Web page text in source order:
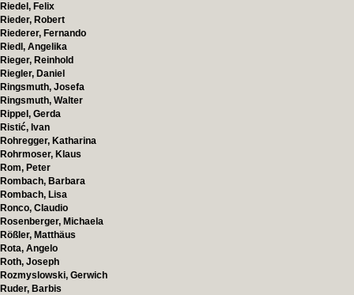
Riedel, Felix
Rieder, Robert
Riederer, Fernando
Riedl, Angelika
Rieger, Reinhold
Riegler, Daniel
Ringsmuth, Josefa
Ringsmuth, Walter
Rippel, Gerda
Ristić, Ivan
Rohregger, Katharina
Rohrmoser, Klaus
Rom, Peter
Rombach, Barbara
Rombach, Lisa
Ronco, Claudio
Rosenberger, Michaela
Rößler, Matthäus
Rota, Angelo
Roth, Joseph
Rozmyslowski, Gerwich
Ruder, Barbis